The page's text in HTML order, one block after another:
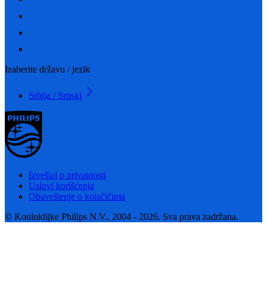
Izaberite državu / jezik
Srbija / Srpski
Izveštaj o privatnosti
Uslovi korišćenja
Obaveštenje o kolačičima
© Koninklijke Philips N.V., 2004 - 2026. Sva prava zadržana.